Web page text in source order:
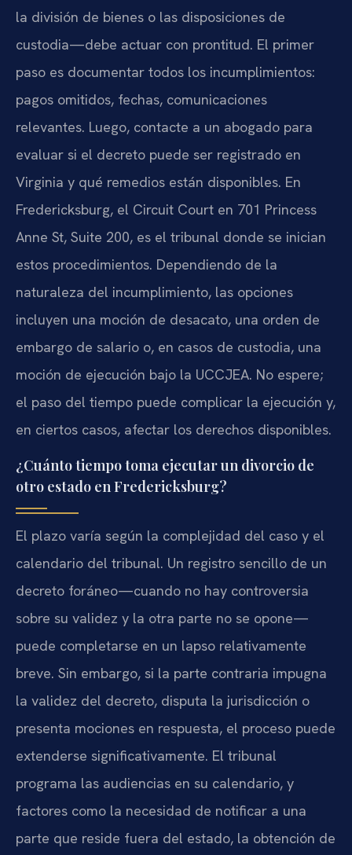
la división de bienes o las disposiciones de
custodia—debe actuar con prontitud. El primer
paso es documentar todos los incumplimientos:
pagos omitidos, fechas, comunicaciones
relevantes. Luego, contacte a un abogado para
evaluar si el decreto puede ser registrado en
Virginia y qué remedios están disponibles. En
Fredericksburg, el Circuit Court en 701 Princess
Anne St, Suite 200, es el tribunal donde se inician
estos procedimientos. Dependiendo de la
naturaleza del incumplimiento, las opciones
incluyen una moción de desacato, una orden de
embargo de salario o, en casos de custodia, una
moción de ejecución bajo la UCCJEA. No espere;
el paso del tiempo puede complicar la ejecución y,
en ciertos casos, afectar los derechos disponibles.
¿Cuánto tiempo toma ejecutar un divorcio de
otro estado en Fredericksburg?
El plazo varía según la complejidad del caso y el
calendario del tribunal. Un registro sencillo de un
decreto foráneo—cuando no hay controversia
sobre su validez y la otra parte no se opone—
puede completarse en un lapso relativamente
breve. Sin embargo, si la parte contraria impugna
la validez del decreto, disputa la jurisdicción o
presenta mociones en respuesta, el proceso puede
extenderse significativamente. El tribunal
programa las audiencias en su calendario, y
factores como la necesidad de notificar a una
parte que reside fuera del estado, la obtención de